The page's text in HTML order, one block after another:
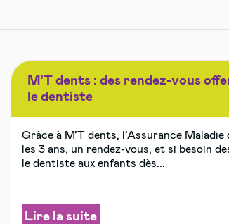
M’T dents : des rendez-vous
le dentiste
Grâce à M’T dents, l’Assurance
les 3 ans, un rendez-vous, et si besoin
le dentiste aux enfants dès...
Lire la suite